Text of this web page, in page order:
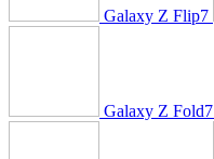
Galaxy Z Flip7
Galaxy Z Fold7